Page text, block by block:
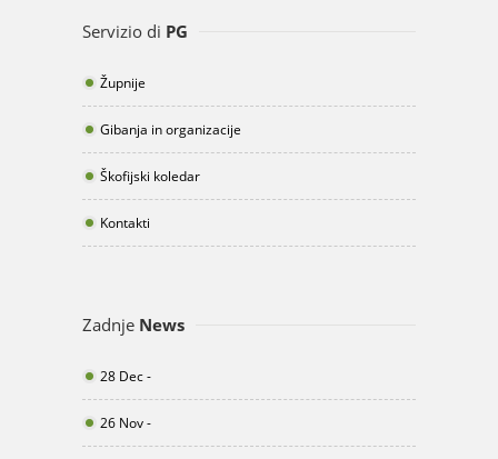
Servizio di PG
Župnije
Gibanja in organizacije
Škofijski koledar
Kontakti
Zadnje News
28 Dec -
26 Nov -